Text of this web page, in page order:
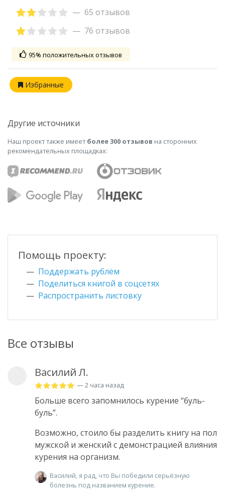
Все отзывы
Василий Л.
— 2 часа назад
Больше всего запомнилось курение “буль-
буль”.
Возможно, стоило бы разделить книгу на пол
мужской и женский с демонстрацией влияния
курения на организм.
Василий, я рад, что Вы победили серьёзную
болезнь под названием курение.
65 отзывов
76 отзывов
95% положительных отзывов
Избранные
Другие источники
Наш проект также имеетболее 300 отзывов на сторонних
рекомендательных площадках:
Помощь проекту:
Поддержать рублём
Поделиться книгой в соцсетях
Распространить листовку